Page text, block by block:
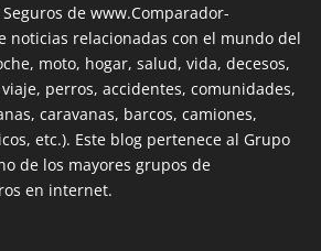
de www.Comparador-
noticias relacionadas con el mundo del
moto, hogar, salud, vida, decesos,
perros, accidentes, comunidades,
caravanas, barcos, camiones,
etc.). Este blog pertenece al Grupo
de los mayores grupos de
en internet.